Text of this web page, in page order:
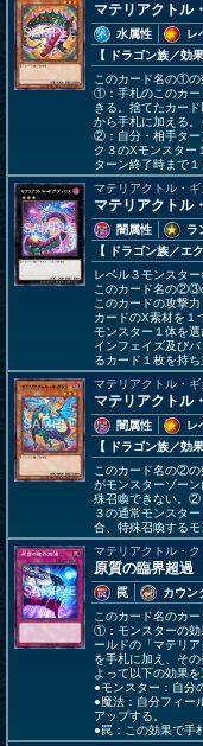
マテリアクトル
水属性
レ
【 ドラゴン族／効果
このカード名の①の
①：手札のこのカー
きる。捨てたカー
から手札に加える。
②：自分・相手ター
ク３のXモンスター
ターン終了時まで１
マテリアクトル・ギ
マテリアクトル
闇属性
ラ
【 ドラゴン族／エ
レベル３モンスタ
このカード名の②③
このカードの攻撃
カードのX素材を１
モンスター１体を
インフェイズ及び
るカード１枚を持ち
マテリアクトル・ギ
マテリアクトル
闇属性
レ
【 ドラゴン族／効果
このカード名の②
がモンスターゾー
殊召喚できない。②
３の通常モンスタ
合、特殊召喚する
マテリアクトル・
原質の臨界超過
罠
カウン
このカード名のカ
①：モンスターの効
ールドの「マテリ
を手札に加え、そ
よって以下の効果を
●モンスター：自分
●魔法：自分フィー
アップする。
●罠：この効果で手